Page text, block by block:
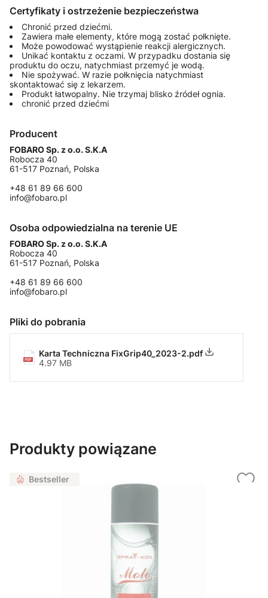
Certyfikaty i ostrzeżenie bezpieczeństwa
Chronić przed dziećmi.
Zawiera małe elementy, które mogą zostać połknięte.
Może powodować wystąpienie reakcji alergicznych.
Unikać kontaktu z oczami. W przypadku dostania się
produktu do oczu, natychmiast przemyć je wodą.
Nie spożywać. W razie połknięcia natychmiast
skontaktować się z lekarzem.
Produkt łatwopalny. Nie trzymaj blisko źródeł ognia.
chronić przed dziećmi
Producent
FOBARO Sp. z o.o. S.K.A
Robocza 40
61-517 Poznań, Polska
+48 61 89 66 600
info@fobaro.pl
Osoba odpowiedzialna na terenie UE
FOBARO Sp. z o.o. S.K.A
Robocza 40
61-517 Poznań, Polska
+48 61 89 66 600
info@fobaro.pl
Pliki do pobrania
Karta Techniczna FixGrip40_2023-2.pdf
4.97 MB
Produkty powiązane
Bestseller